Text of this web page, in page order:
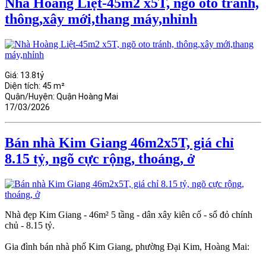
Nhà Hoàng Liệt-45m2 x5T, ngõ oto tránh,
thông,xây mới,thang máy,nhỉnh
Giá: 13.8tỷ
Diện tích: 45 m²
Quận/Huyện: Quận Hoàng Mai
17/03/2026
Bán nhà Kim Giang 46m2x5T, giá chỉ
8.15 tỷ, ngõ cực rộng, thoáng, ở
Nhà đẹp Kim Giang - 46m² 5 tầng - dân xây kiên cố - sổ đỏ chính
chủ - 8.15 tỷ.
Gia đình bán nhà phố Kim Giang, phường Đại Kim, Hoàng Mai: